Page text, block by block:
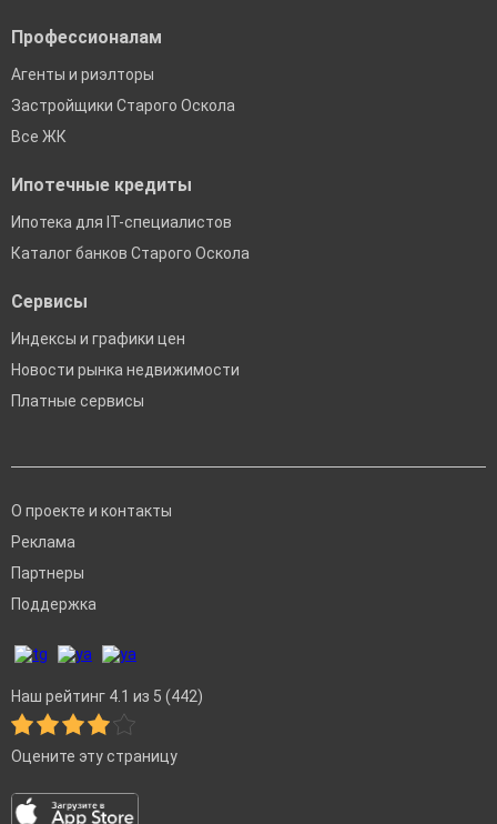
Профессионалам
Агенты и риэлторы
Застройщики Старого Оскола
Все ЖК
Ипотечные кредиты
Ипотека для IT-специалистов
Каталог банков Старого Оскола
Сервисы
Индексы и графики цен
Новости рынка недвижимости
Платные сервисы
О проекте и контакты
Реклама
Партнеры
Поддержка
Наш рейтинг 4.1 из 5 (442)
Оцените эту страницу